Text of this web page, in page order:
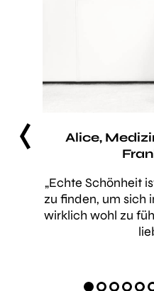
prev
Alice,
„Echte Schönheit
zu finden, um sich
wirklich wohl zu